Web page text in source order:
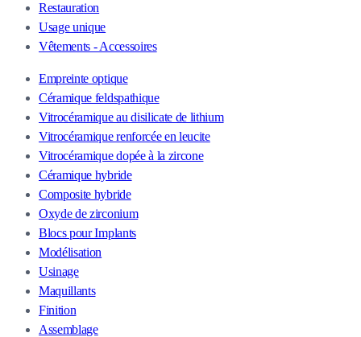
Restauration
Usage unique
Vêtements - Accessoires
Empreinte optique
Céramique feldspathique
Vitrocéramique au disilicate de lithium
Vitrocéramique renforcée en leucite
Vitrocéramique dopée à la zircone
Céramique hybride
Composite hybride
Oxyde de zirconium
Blocs pour Implants
Modélisation
Usinage
Maquillants
Finition
Assemblage